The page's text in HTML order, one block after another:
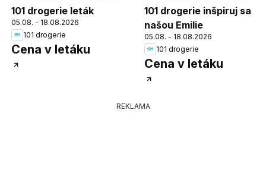
101 drogerie leták
05.08. - 18.08.2026
101 drogerie
Cena v letáku
101 drogerie inšpiruj sa
našou Emilie
05.08. - 18.08.2026
101 drogerie
Cena v letáku
REKLAMA